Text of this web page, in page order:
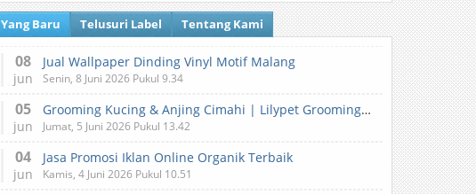
Yang Baru Telusuri Label Tentang Kami
08
jun
Jual Wallpaper Dinding Vinyl Motif Malang
Senin, 8 Juni 2026 Pukul 9.34
05
jun
Grooming Kucing & Anjing Cimahi | Lilypet Grooming & Pet Hotel
Jumat, 5 Juni 2026 Pukul 13.42
04
jun
Jasa Promosi Iklan Online Organik Terbaik
Kamis, 4 Juni 2026 Pukul 10.51